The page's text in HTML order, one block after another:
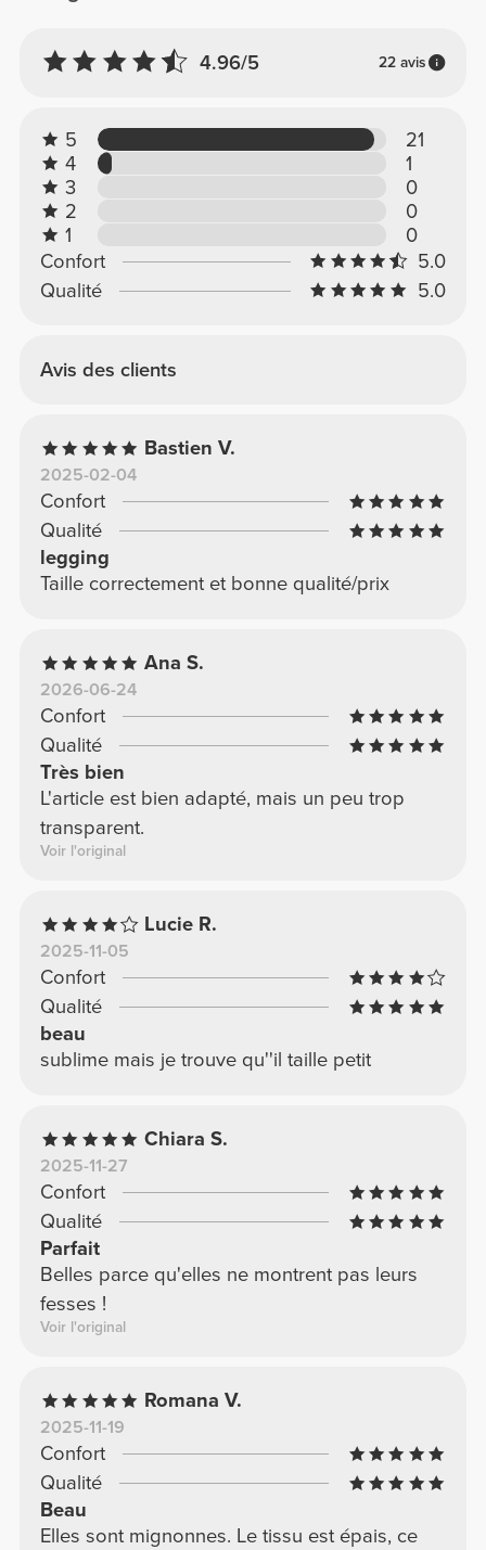
4.96/5 22 avis
5
21
4
1
3
0
2
0
1
0
Confort
5.0
Qualité
5.0
Avis des clients
Bastien V.
2025-02-04
Confort
Qualité
legging
Taille correctement et bonne qualité/prix
Ana S.
2026-06-24
Confort
Qualité
Très bien
L'article est bien adapté, mais un peu trop
transparent.
Voir l'original
Lucie R.
2025-11-05
Confort
Qualité
beau
sublime mais je trouve qu''il taille petit
Chiara S.
2025-11-27
Confort
Qualité
Parfait
Belles parce qu'elles ne montrent pas leurs
fesses !
Voir l'original
Romana V.
2025-11-19
Confort
Qualité
Beau
Elles sont mignonnes. Le tissu est épais, ce